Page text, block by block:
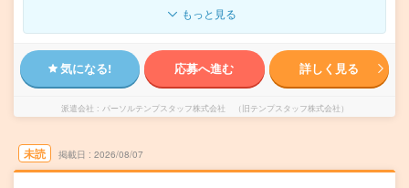
もっと見る
気になる! 応募へ進む 詳しく見る
派遣会社 パーソルテンプスタッフ株式会社 （旧テンプスタッフ株式会社）
未読 掲載日 2026/08/07